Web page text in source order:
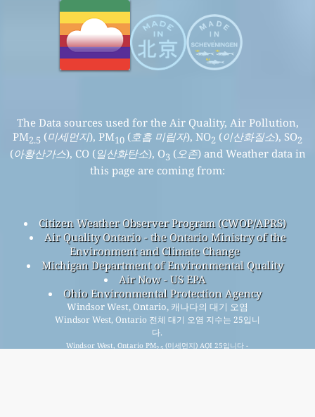
The Data sources used for the Air Quality, Air Pollution,
PM2.5 (미세먼지), PM10 ( 호흡 미립자), NO2 (이산화질소), SO2
(아황산가스), CO (일산화탄소), O3 (오존) and Weather data in
this page are coming from:
Citizen Weather Observer Program (CWOP/APRS)
Air Quality Ontario - the Ontario Ministry of the
Environment and Climate Change
Michigan Department of Environmental Quality
Air Now - US EPA
Ohio Environmental Protection Agency
Windsor West, Ontario, 캐나다의 대기 오염
Windsor West, Ontario 전체 대기 오염 지수는 25입니
다.
Windsor West, Ontario PM2.5 (미세먼지) AQI 25입니다 -